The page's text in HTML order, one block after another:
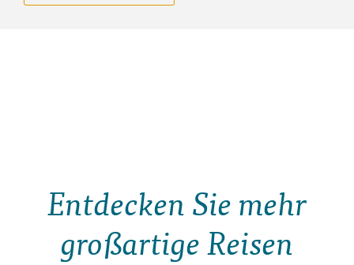
Entdecken Sie mehr
großartige Reisen